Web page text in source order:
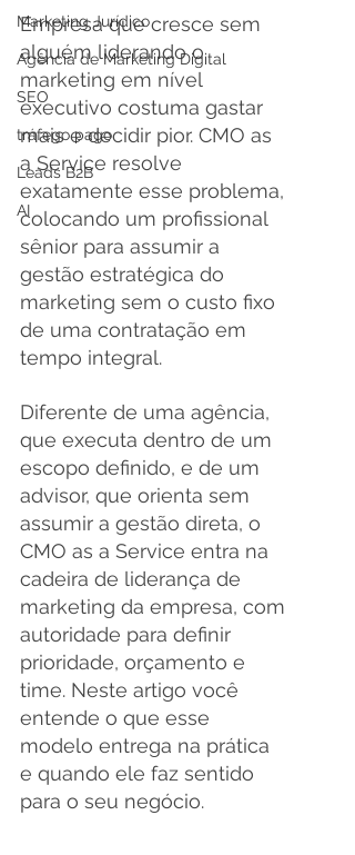
Marketing Jurídico
Agência de Marketing Digital
SEO
tráfego pago
Leads B2B
AI
Empresa que cresce sem
alguém liderando o
marketing em nível
executivo costuma gastar
mais e decidir pior. CMO as
a Service resolve
exatamente esse problema,
colocando um profissional
sênior para assumir a
gestão estratégica do
marketing sem o custo fixo
de uma contratação em
tempo integral.
Diferente de uma agência,
que executa dentro de um
escopo definido, e de um
advisor, que orienta sem
assumir a gestão direta, o
CMO as a Service entra na
cadeira de liderança de
marketing da empresa, com
autoridade para definir
prioridade, orçamento e
time. Neste artigo você
entende o que esse
modelo entrega na prática
e quando ele faz sentido
para o seu negócio.